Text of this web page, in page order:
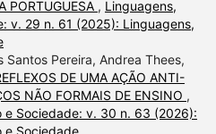
PORTUGUESA , Linguagens,
v. 29 n. 61 (2025): Linguagens,
Santos Pereira, Andrea Thees,
DE UMA AÇÃO ANTI-
NÃO FORMAIS DE ENSINO ,
e Sociedade: v. 30 n. 63 (2026):
e Sociedade